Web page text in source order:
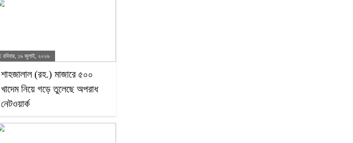
রবিবার, ১৯ জুলাই, ২০২৬
শাহজালাল (রহ.) মাজারে ৫০০
খাদেম নিয়ে গড়ে তুলেছে অপরাধ
নেটওয়ার্ক